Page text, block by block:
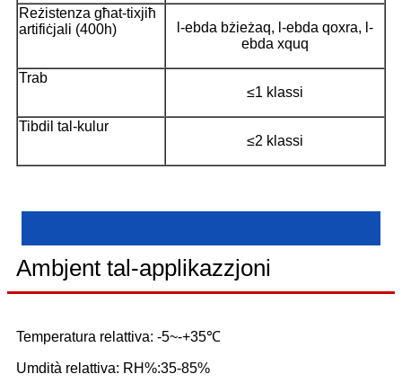
Reżistenza għat-tixjiħ
artifiċjali (400h)
l-ebda bżieżaq, l-ebda qoxra, l-
ebda xquq
Trab
≤1 klassi
Tibdil tal-kulur
≤2 klassi
Ambjent tal-applikazzjoni
Temperatura relattiva: -5~-+35℃
Umdità relattiva: RH%:35-85%